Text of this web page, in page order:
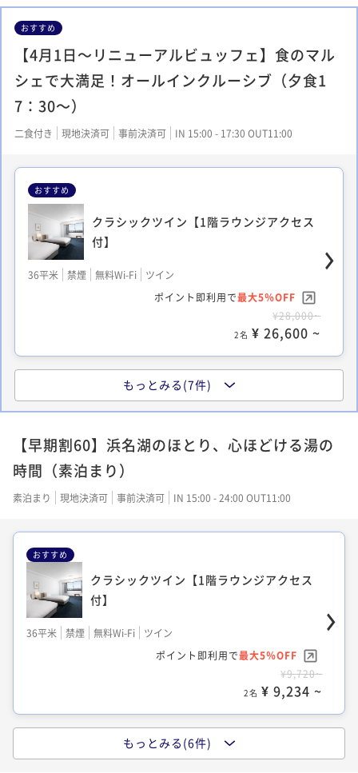
おすすめ
【4月1日～リニューアルビュッフェ】食のマル
シェで大満足！オールインクルーシブ（夕食1
7：30～）
二食付き 現地決済可 事前決済可 IN 15:00 - 17:30 OUT11:00
おすすめ
クラシックツイン【1階ラウンジアクセス
付】
36平米 禁煙 無料Wi-Fi
ツイン
ポイント即利用で最大5％OFF
¥28,000~
2名 ¥ 26,600 ~
スタンダードツイン【1階ラウンジアクセ
36平米 禁煙 無料Wi-Fi
ツイン
¥28,600~
クラシック和洋室【1階ラウンジアクセス
付】
36平米 禁煙 無料Wi-Fi
和洋室（ツイン）
ポイント即利用で最大5％OFF
¥28,600~
2名 ¥ 27,170 ~
クラシック和室【1階ラウンジアクセス
もっとみる(7件)
【早期割60】浜名湖のほとり、心ほどける湯の
時間（素泊まり）
素泊まり 現地決済可 事前決済可 IN 15:00 - 24:00 OUT11:00
おすすめ
クラシックツイン【1階ラウンジアクセス
付】
36平米 禁煙 無料Wi-Fi
ツイン
ポイント即利用で最大5％OFF
¥9,720~
2名 ¥ 9,234 ~
スタンダードツイン【1階ラウンジアクセ
もっとみる(6件)